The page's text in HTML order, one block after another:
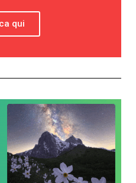
qui